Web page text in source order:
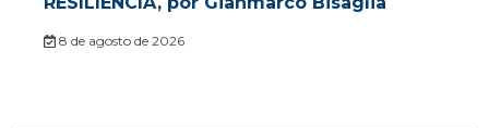
8 de agosto de 2026